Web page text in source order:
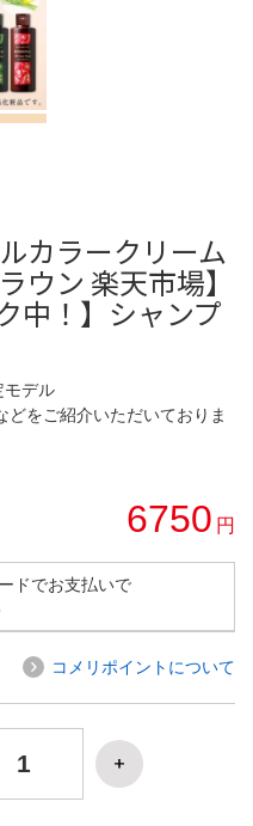
カラークリーム
ウン 楽天市場】
中！】シャンプ
モデル
をご紹介いただいておりま
6750 円
ドでお支払いで
コメリポイントについて